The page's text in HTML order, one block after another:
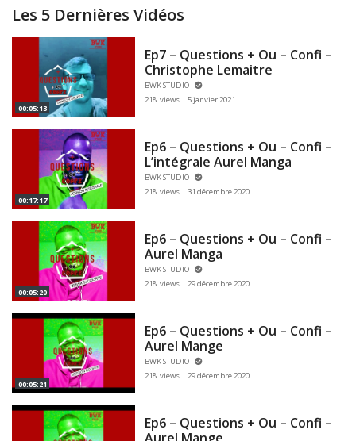
Les 5 Dernières Vidéos
00:05:13
Ep7 – Questions + Ou – Confi –
Christophe Lemaitre
BWK STUDIO
218 views
5 janvier 2021
00:17:17
Ep6 – Questions + Ou – Confi –
L’intégrale Aurel Manga
BWK STUDIO
218 views
31 décembre 2020
00:05:20
Ep6 – Questions + Ou – Confi –
Aurel Manga
BWK STUDIO
218 views
29 décembre 2020
00:05:21
Ep6 – Questions + Ou – Confi –
Aurel Mange
BWK STUDIO
218 views
29 décembre 2020
Ep6 – Questions + Ou – Confi –